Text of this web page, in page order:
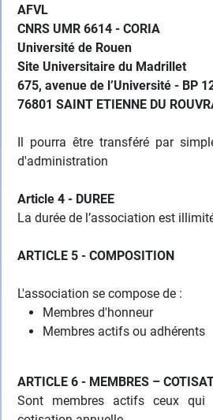
AFVL
CNRS UMR 6614 - CORIA
Université de Rouen
Site Universitaire du Madrillet
675, avenue de l’Université - BP
76801 SAINT ETIENNE DU
Il pourra être transféré par
d'administration
Article 4 - DUREE
La durée de l’association est
ARTICLE 5 - COMPOSITION
L'association se compose de :
Membres d'honneur
Membres actifs ou adhérents
ARTICLE 6 - MEMBRES –
Sont membres actifs ceux